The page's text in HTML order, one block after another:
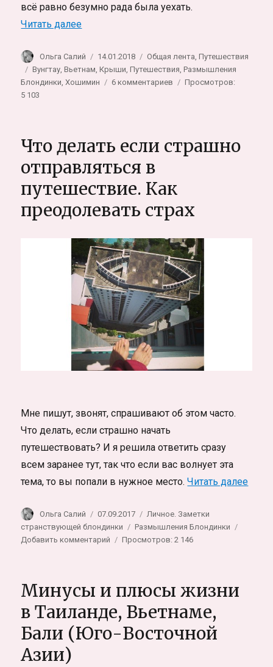
всё равно безумно рада была уехать.
Читать далее«Субъективно-важные факты про
Автор
Ольга Салий Опубликовано
14.01.2018 Рубрики
Общая лента ,Путешествия
Метки
Вунгтау,Вьетнам,Крыши,Путешествия,Размышления
Блондинки,Хошимин 6 комментариев
про
Вьетнам.
после
месяца
жизни
Просмотров:
5 103
Что делать если страшно
отправляться в
путешествие. Как
преодолевать страх
Мне пишут, звонят, спрашивают об этом часто.
Что делать, если страшно начать
путешествовать? И я решила ответить сразу
всем заранее тут, так что если вас волнует эта
тема, то вы попали в нужное место.Читать далее«Что
Автор
Ольга Салий Опубликовано
07.09.2017 Рубрики
Личное. Заметки
странствующей блондинки
Метки
Размышления Блондинки
Добавить комментарий
если
страшно
отправляться
в
путешествие.
Просмотров: 2 146
Минусы и плюсы жизни
в Таиланде, Вьетнаме,
Бали (Юго-Восточной
Азии)